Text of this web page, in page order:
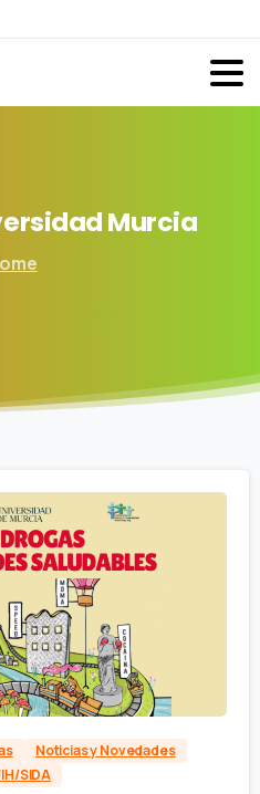
Murcia
Noticias y Novedades
SIDA